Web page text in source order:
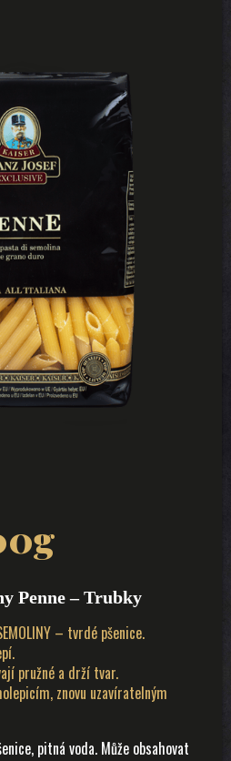
Penne – Trubky
– tvrdé pšenice.
pružné a drží tvar.
znovu uzavíratelným
pitná voda. Může obsahovat